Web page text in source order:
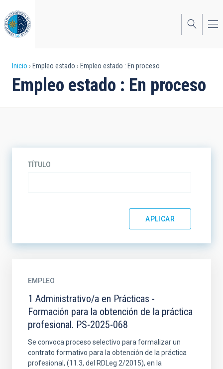
al
contenido
principal
Sobrescribir
enlaces
navegación
Inicio Empleo estado Empleo estado : En proceso
Empleo estado : En proceso
TÍTULO
EMPLEO
1 Administrativo/a en Prácticas -
Formación para la obtención de la práctica
profesional. PS-2025-068
Se convoca proceso selectivo para formalizar un
contrato formativo para la obtención de la práctica
profesional, (11.3, del RDLeg 2/2015), en la